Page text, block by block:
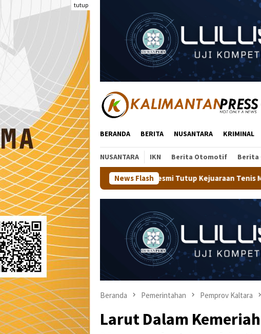
tutup
BERANDA BERITA NUSANTARA KRIMINAL
NUSANTARA IKN Berita Otomotif Berita
News Flash
Wempi Resmi Tutup Kejuaraan Tenis Meja BMC V 2026 di Malinau
Beranda Pemerintahan Pemprov Kaltara
Larut Dalam